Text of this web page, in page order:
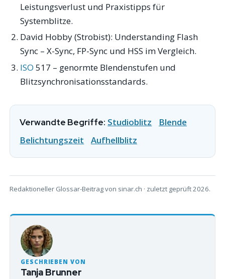
Leistungsverlust und Praxistipps für
Systemblitze.
David Hobby (Strobist): Understanding Flash
Sync– X-Sync, FP-Sync und HSS im Vergleich.
ISO 517 – genormte Blendenstufen und
Blitzsynchronisationsstandards.
Verwandte Begriffe: Studioblitz
Blende
Belichtungszeit
Aufhellblitz
Redaktioneller Glossar-Beitrag von sinar.ch · zuletzt geprüft 2026.
GESCHRIEBEN VON
Tanja Brunner